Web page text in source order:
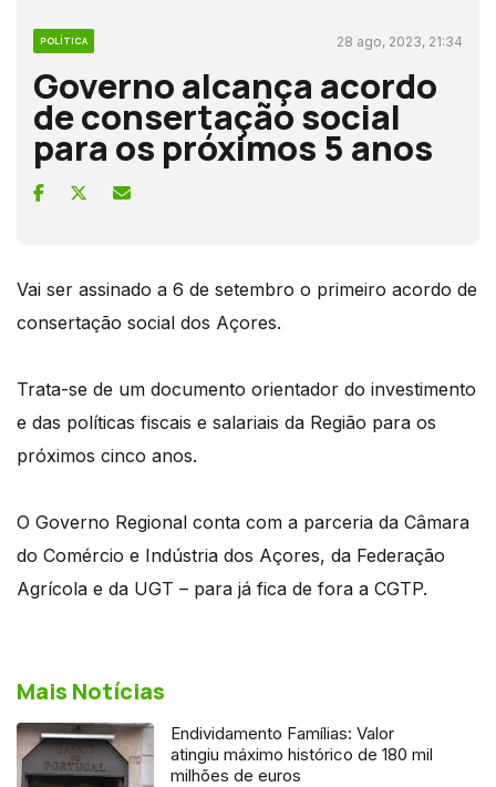
POLÍTICA 28 ago, 2023, 21:34
Governo alcança acordo
de consertação social
para os próximos 5 anos
Vai ser assinado a 6 de setembro o primeiro acordo de
consertação social dos Açores.
Trata-se de um documento orientador do investimento
e das políticas fiscais e salariais da Região para os
próximos cinco anos.
O Governo Regional conta com a parceria da Câmara
do Comércio e Indústria dos Açores, da Federação
Agrícola e da UGT – para já fica de fora a CGTP.
Mais Notícias
Endividamento Famílias: Valor
atingiu máximo histórico de 180 mil
milhões de euros